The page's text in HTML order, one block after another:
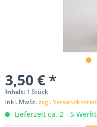
3,50 € *
Inhalt: 1 Stück
inkl. MwSt.zzgl. Versandkosten
Lieferzeit ca. 2 - 5